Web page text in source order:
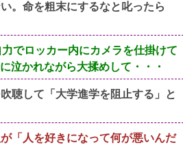
。命を粗末にするなと叱ったら
でロッカー内にカメラを仕掛けて
泣かれながら大揉めして・・・
聴して「大学進学を阻止する」と
「人を好きになって何が悪いんだ